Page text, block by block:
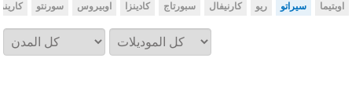
اوبتيما سيراتو ريو كارنيفال سبورتاج كادينزا اوبيروس سورنتو كارينز